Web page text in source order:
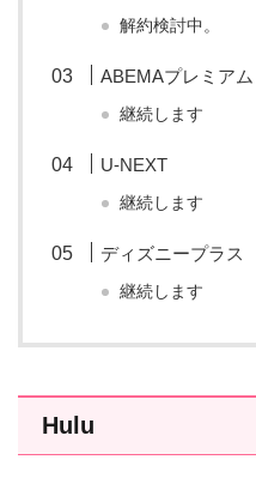
解約検討中。
ABEMAプレミアム
継続します
U-NEXT
継続します
ディズニープラス
継続します
Hulu